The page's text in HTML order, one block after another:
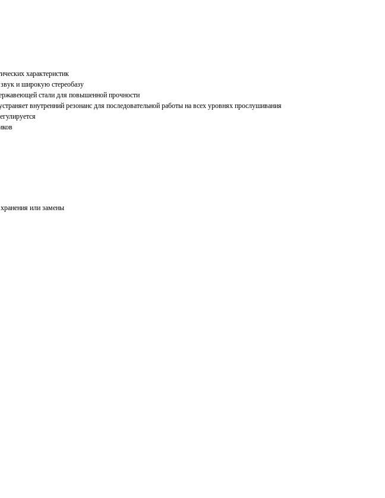
характеристик
и широкую стереобазу
стали для повышенной прочности
внутренний резонанс для последовательной работы на всех уровнях прослушивания
или замены